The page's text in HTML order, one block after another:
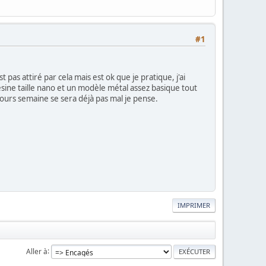
#1
pas attiré par cela mais est ok que je pratique, j'ai
taille nano et un modèle métal assez basique tout
semaine se sera déjà pas mal je pense.
IMPRIMER
Aller à